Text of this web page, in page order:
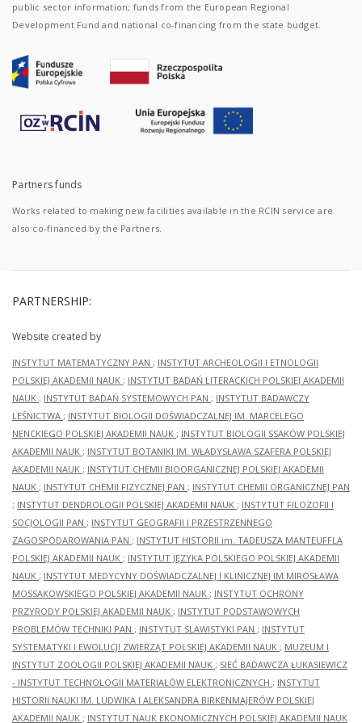
public sector information; funds from the European Regional
Development Fund and national co-financing from the state budget.
Partners funds
Works related to making new facilities available in the RCIN service are
also co-financed by the Partners.
PARTNERSHIP:
Website created by
INSTYTUT MATEMATYCZNY PAN ; INSTYTUT ARCHEOLOGII I ETNOLOGII
POLSKIEJ AKADEMII NAUK ; INSTYTUT BADAŃ LITERACKICH POLSKIEJ AKADEMII
NAUK ; INSTYTUT BADAŃ SYSTEMOWYCH PAN ; INSTYTUT BADAWCZY
LEŚNICTWA ; INSTYTUT BIOLOGII DOŚWIADCZALNEJ IM. MARCELEGO
NENCKIEGO POLSKIEJ AKADEMII NAUK ; INSTYTUT BIOLOGII SSAKÓW POLSKIEJ
AKADEMII NAUK ; INSTYTUT BOTANIKI IM. WŁADYSŁAWA SZAFERA POLSKIEJ
AKADEMII NAUK ; INSTYTUT CHEMII BIOORGANICZNEJ POLSKIEJ AKADEMII
NAUK ; INSTYTUT CHEMII FIZYCZNEJ PAN ; INSTYTUT CHEMII ORGANICZNEJ PAN
; INSTYTUT DENDROLOGII POLSKIEJ AKADEMII NAUK ; INSTYTUT FILOZOFII I
SOCJOLOGII PAN ; INSTYTUT GEOGRAFII I PRZESTRZENNEGO
ZAGOSPODAROWANIA PAN ; INSTYTUT HISTORII im. TADEUSZA MANTEUFFLA
POLSKIEJ AKADEMII NAUK ; INSTYTUT JĘZYKA POLSKIEGO POLSKIEJ AKADEMII
NAUK ; INSTYTUT MEDYCYNY DOŚWIADCZALNEJ I KLINICZNEJ IM.MIROSŁAWA
MOSSAKOWSKIEGO POLSKIEJ AKADEMII NAUK ; INSTYTUT OCHRONY
PRZYRODY POLSKIEJ AKADEMII NAUK ; INSTYTUT PODSTAWOWYCH
PROBLEMÓW TECHNIKI PAN ; INSTYTUT SLAWISTYKI PAN ; INSTYTUT
SYSTEMATYKI I EWOLUCJI ZWIERZĄT POLSKIEJ AKADEMII NAUK ; MUZEUM I
INSTYTUT ZOOLOGII POLSKIEJ AKADEMII NAUK ; SIEĆ BADAWCZA ŁUKASIEWICZ
- INSTYTUT TECHNOLOGII MATERIAŁÓW ELEKTRONICZNYCH ; INSTYTUT
HISTORII NAUKI IM. LUDWIKA I ALEKSANDRA BIRKENMAJERÓW POLSKIEJ
AKADEMII NAUK ; INSTYTUT NAUK EKONOMICZNYCH POLSKIEJ AKADEMII NAUK